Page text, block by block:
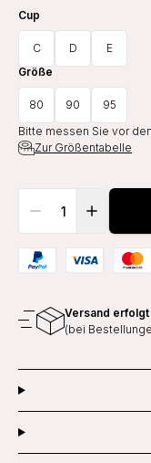
Cup
C D
E
Größe
80 90
95
Bitte messen Sie vor
Zur Größentabelle
Versand erfolgt
(bei